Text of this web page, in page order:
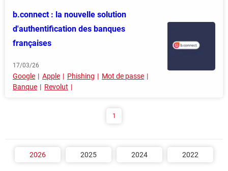
b.connect : la nouvelle solution
d'authentification des banques
françaises
17/03/26
Google Apple Phishing
Mot de passe
Banque
Revolut
1
2026 2025 2024 2022